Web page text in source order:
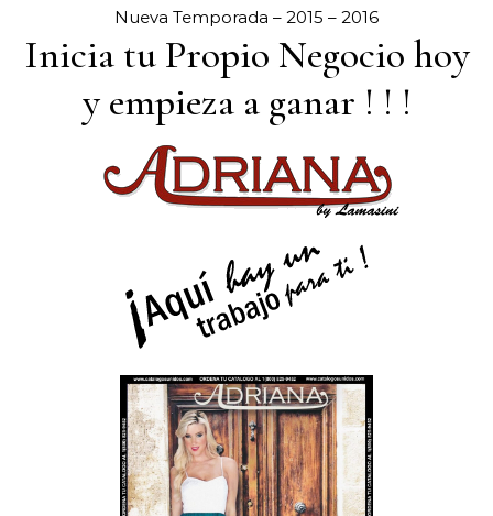
Nueva Temporada – 2015 – 2016
Inicia tu Propio Negocio hoy
y empieza a ganar ! ! !